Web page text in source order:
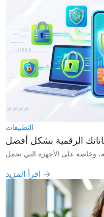
التطبيقات
اقرأ المزيد →